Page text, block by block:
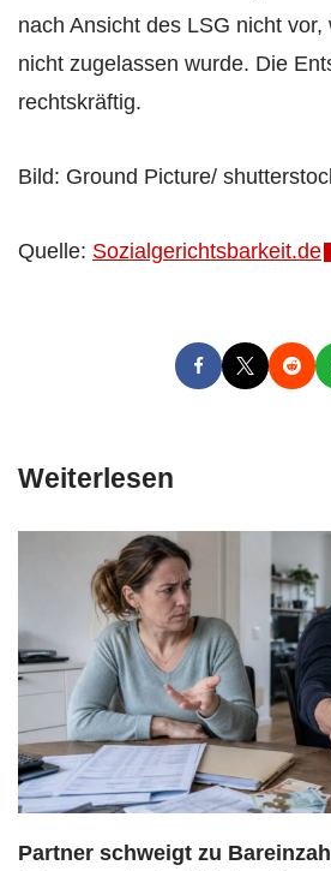
nach Ansicht des LSG nicht
nicht zugelassen wurde. Die
rechtskräftig.
Bild: Ground Picture/
Quelle: Sozialgerichtsbarkeit.de
Weiterlesen
Partner schweigt zu